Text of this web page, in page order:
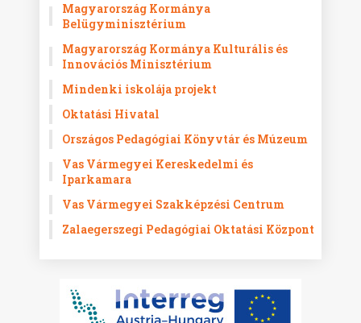
Magyarország Kormánya
Belügyminisztérium
Magyarország Kormánya Kulturális és
Innovációs Minisztérium
Mindenki iskolája projekt
Oktatási Hivatal
Országos Pedagógiai Könyvtár és Múzeum
Vas Vármegyei Kereskedelmi és
Iparkamara
Vas Vármegyei Szakképzési Centrum
Zalaegerszegi Pedagógiai Oktatási Központ